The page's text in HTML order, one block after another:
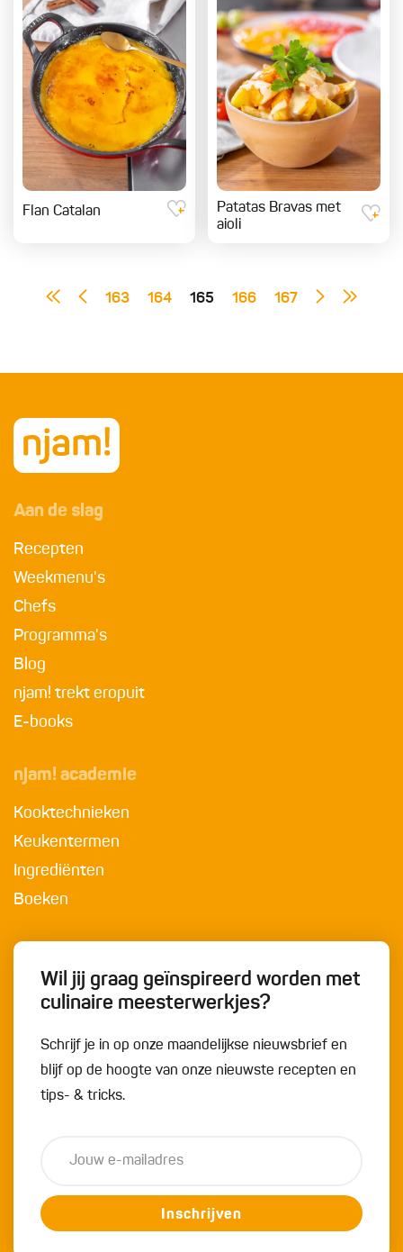
Flan Catalan
Patatas Bravas met
aioli
163 164 165 166 167
Aan de slag
Recepten
Weekmenu's
Chefs
Programma's
Blog
njam! trekt eropuit
E-books
njam! academie
Kooktechnieken
Keukentermen
Ingrediënten
Boeken
Wil jij graag geïnspireerd worden met
culinaire meesterwerkjes?
Schrijf je in op onze maandelijkse nieuwsbrief en
blijf op de hoogte van onze nieuwste recepten en
tips- & tricks.
Inschrijven